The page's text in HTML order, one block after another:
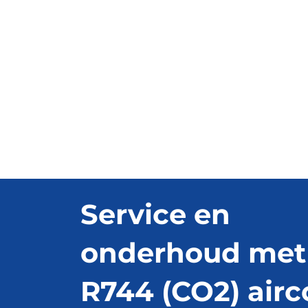
Service en
onderhoud met
R744 (CO2)